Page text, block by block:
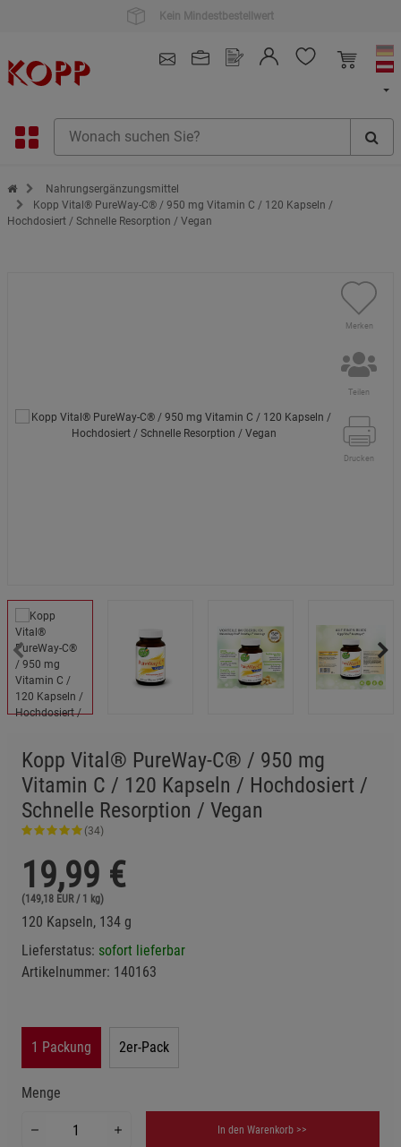
Kauf auf Rechnung
Zur Startseite des Kopp Verlag Online-Shop
Nahrungsergänzungsmittel
Kopp Vital® PureWay-C® / 950 mg Vitamin C / 120 Kapseln /
Hochdosiert / Schnelle Resorption / Vegan
Merken
Teilen
Drucken
Kopp Vital® PureWay-C® / 950 mg
Vitamin C / 120 Kapseln / Hochdosiert /
Schnelle Resorption / Vegan
(34)
19,99 €
(149,18 EUR / 1 kg)
120 Kapseln, 134 g
Lieferstatus: sofort lieferbar
Artikelnummer: 140163
1 Packung 2er-Pack
Menge
In den Warenkorb >>